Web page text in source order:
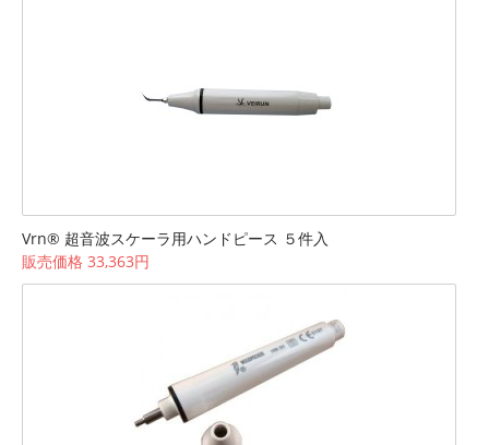
Vrn® 超音波スケーラ用ハンドピース ５件入
販売価格 33,363円